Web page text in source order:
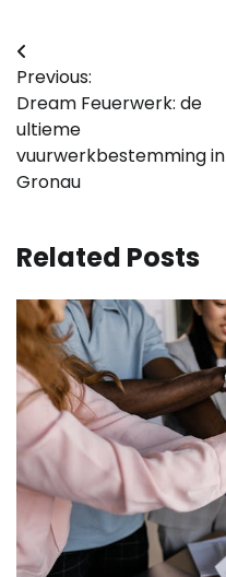
Bericht
navigatie
Previous:
Dream Feuerwerk: de
ultieme
vuurwerkbestemming in
Gronau
Related Posts